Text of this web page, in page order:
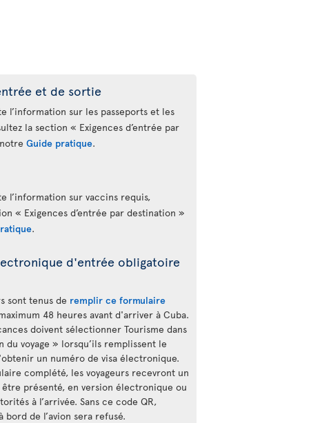
et de sortie
l’information sur les passeports et les
la section « Exigences d’entrée par
Guide pratique.
l’information sur vaccins requis,
« Exigences d’entrée par destination »
.
d'entrée obligatoire
sont tenus de remplir ce formulaire
48 heures avant d'arriver à Cuba.
doivent sélectionner Tourisme dans
du voyage » lorsqu’ils remplissent le
un numéro de visa électronique.
complété, les voyageurs recevront un
présenté, en version électronique ou
à l’arrivée. Sans ce code QR,
bord de l’avion sera refusé.